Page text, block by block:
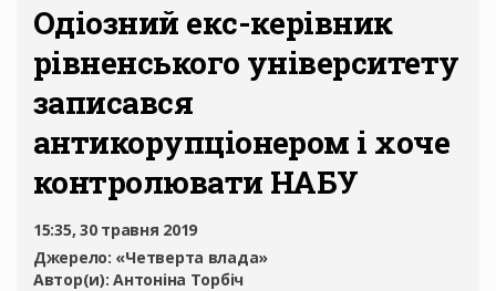
Одіозний екс-керівник
рівненського університету
записався
антикорупціонером і хоче
контролювати НАБУ
15:35, 30 травня 2019
Джерело: «Четверта влада»
Автор(и):Антоніна Торбіч